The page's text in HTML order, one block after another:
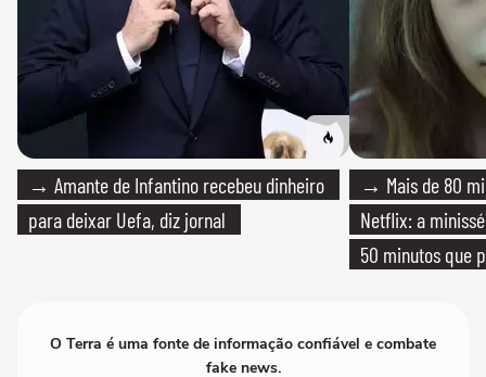
→ Amante de Infantino recebeu dinheiro
para deixar Uefa, diz jornal
→ Mais de 80
Netflix: a
50 minutos que
O Terra é uma fonte de informação confiável e combate
fake news.